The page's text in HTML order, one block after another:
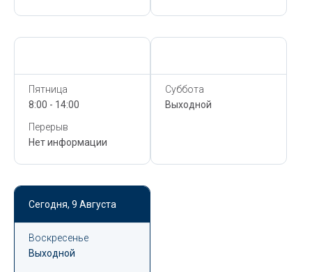
Пятница
8:00 - 14:00
Перерыв
Нет информации
Суббота
Выходной
Сегодня, 9 Августа
Воскресенье
Выходной